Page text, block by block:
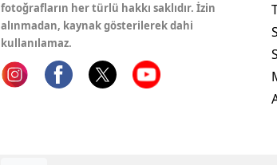
fotoğrafların her türlü hakkı saklıdır. İzin
alınmadan, kaynak gösterilerek dahi
kullanılamaz.